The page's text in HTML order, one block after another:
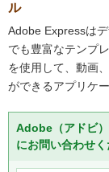
ル
Adobe Expressは
でも豊富なテンプ
を使用して、動画
ができるアプリケ
Adobe（アドビ
にお問い合わせく